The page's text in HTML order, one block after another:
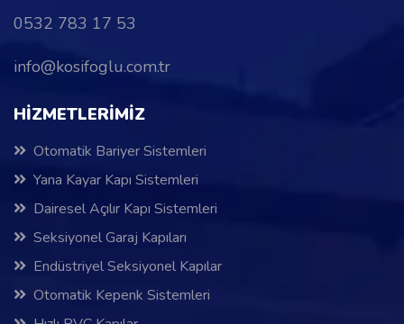
0532 783 17 53
info@kosifoglu.com.tr
HİZMETLERİMİZ
Otomatik Bariyer Sistemleri
Yana Kayar Kapı Sistemleri
Dairesel Açılır Kapı Sistemleri
Seksiyonel Garaj Kapıları
Endüstriyel Seksiyonel Kapılar
Otomatik Kepenk Sistemleri